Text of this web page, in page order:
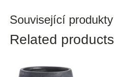
Související produkty
Related products